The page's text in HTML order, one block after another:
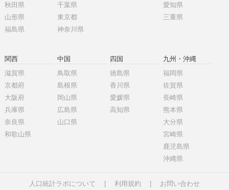
秋田県
山形県
福島県
千葉県
東京都
神奈川県
愛知県
三重県
関西
滋賀県
京都府
大阪府
兵庫県
奈良県
和歌山県
中国
鳥取県
島根県
岡山県
広島県
山口県
四国
徳島県
香川県
愛媛県
高知県
九州・沖縄
福岡県
佐賀県
長崎県
熊本県
大分県
宮崎県
鹿児島県
沖縄県
人口統計ラボについて 利用規約 お問い合わせ